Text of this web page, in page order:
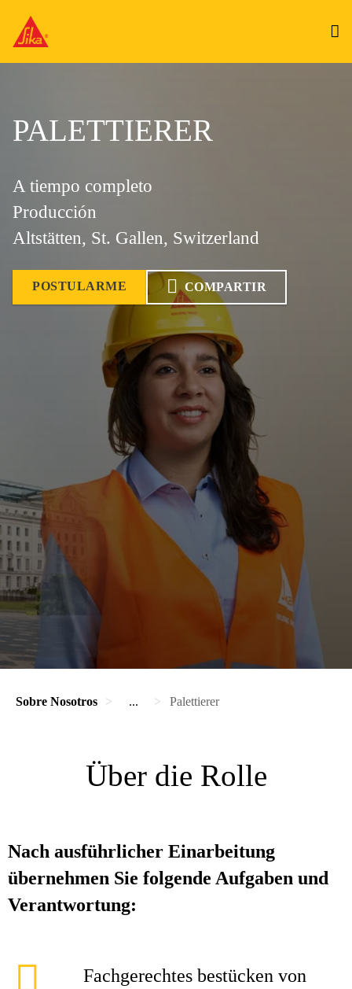
PALETTIERER
A tiempo completo
Producción
Altstätten, St. Gallen, Switzerland
POSTULARME COMPARTIR
Sobre Nosotros ... Palettierer
Über die Rolle
Nach ausführlicher Einarbeitung
übernehmen Sie folgende Aufgaben und
Verantwortung:
Fachgerechtes bestücken von